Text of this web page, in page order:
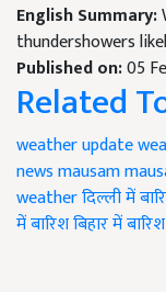
English Summary:
thundershowers
Published on:05
Related
weather update
newsmausam
weatherदिल्ली में
में बारिशबिहार में बारिश